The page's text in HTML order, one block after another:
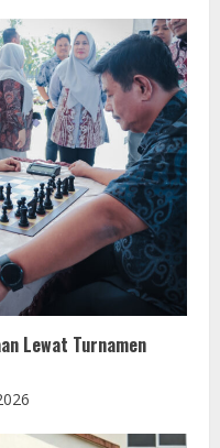
Lewat Turnamen